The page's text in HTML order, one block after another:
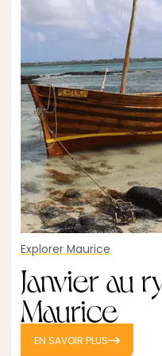
Explorer Maurice
Janvier au
Maurice
EN SAVOIR PLUS